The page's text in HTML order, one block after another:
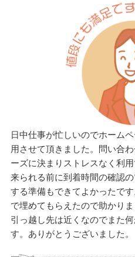
日中仕事が忙しいのでホーム
用させて頂きました。問い合
ーズに決まりストレスなく利用
来られる前に到着時間の確認
する準備もできてよかったで
で埋めてもらえたので助かりま
引っ越し先は近くなのでまた
す。ありがとうございました。